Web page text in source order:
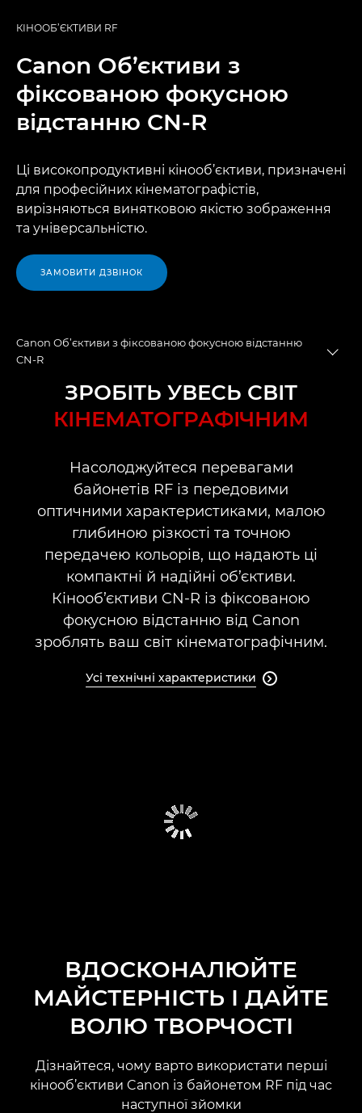
КІНООБ’ЄКТИВИ RF
Canon Об’єктиви з
фіксованою фокусною
відстанню CN-R
Ці високопродуктивні кінооб’єктиви, призначені
для професійних кінематографістів,
вирізняються винятковою якістю зображення
та універсальністю.
ЗАМОВИТИ ДЗВІНОК
Canon Об’єктиви з фіксованою фокусною відстанню
CN-R
ЗРОБІТЬ УВЕСЬ СВІТ
КІНЕМАТОГРАФІЧНИМ
Насолоджуйтеся перевагами
байонетів RF із передовими
оптичними характеристиками, малою
глибиною різкості та точною
передачею кольорів, що надають ці
компактні й надійні об’єктиви.
Кінооб’єктиви CN-R із фіксованою
фокусною відстанню від Canon
зроблять ваш світ кінематографічним.
Усі технічні характеристики 
ВДОСКОНАЛЮЙТЕ
МАЙСТЕРНІСТЬ І ДАЙТЕ
ВОЛЮ ТВОРЧОСТІ
Дізнайтеся, чому варто використати перші
кінооб’єктиви Canon із байонетом RF під час
наступної зйомки